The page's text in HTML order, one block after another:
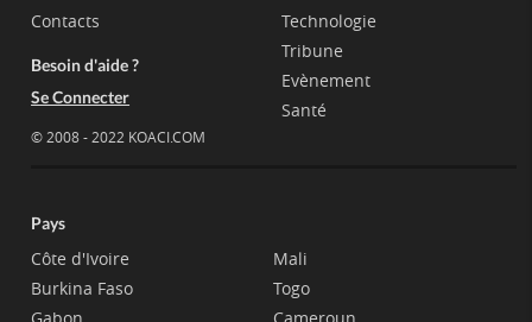
Contacts
Besoin d'aide ?
Se Connecter
© 2008 - 2022 KOACI.COM
Technologie
Tribune
Evènement
Santé
Pays
Côte d'Ivoire
Burkina Faso
Mali
Togo